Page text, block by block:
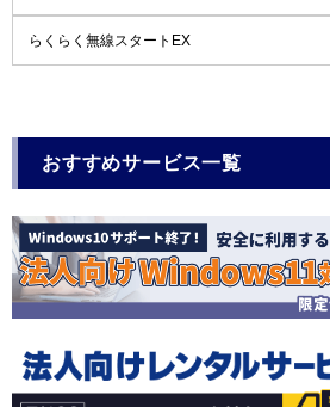
らくらく無線スタートEX
おすすめサービス一覧